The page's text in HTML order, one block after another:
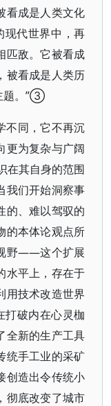
看成是人类文化
代世界中，再
匹敌。它被看成
被看成是人类历
题。”③
不同，它不再沉
更为复杂与广阔
在其自身的范围
我们开始洞察事
的、难以驾驭的
的本体论观点所
野——这个扩展
水平上，存在于
用技术改造世界
破内在心灵枷
全新的生产工具
统手工业的采矿
创造出令传统小
彻底改变了城市